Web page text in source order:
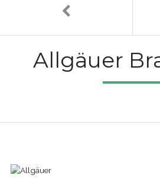
Allgäuer